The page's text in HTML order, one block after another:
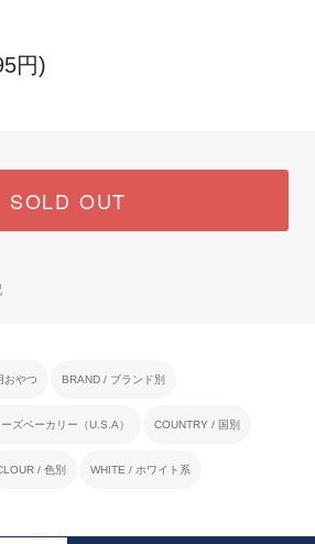
円)
SOLD OUT
おやつ BRAND / ブランド別
ズベーカリー（U.S.A） COUNTRY / 国別
/ 色別 WHITE / ホワイト系